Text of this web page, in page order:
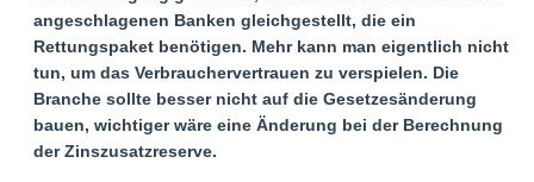
angeschlagenen Banken gleichgestellt, die ein
Rettungspaket benötigen. Mehr kann man eigentlich nicht
tun, um das Verbrauchervertrauen zu verspielen. Die
Branche sollte besser nicht auf die Gesetzesänderung
bauen, wichtiger wäre eine Änderung bei der Berechnung
der Zinszusatzreserve.